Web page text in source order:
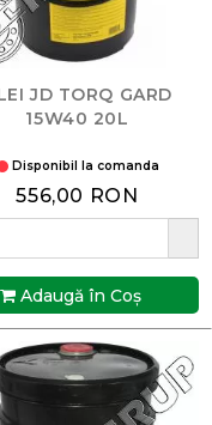
JD TORQ GARD
15W40 20L
Disponibil la comanda
556,00 RON
Adaugă în Coş